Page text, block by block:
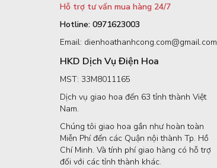
Hỗ trợ tư vấn mua hàng 24/7
Hotline: 0971623003
Email: dienhoathanhcong.com@gmail.com
HKD Dịch Vụ Điện Hoa
MST: 33M8011165
Dịch vụ giao hoa đến 63 tỉnh thành Việt
Nam.
Chúng tôi giao hoa gần như hoàn toàn
Miễn Phí đến các Quận nội thành Tp. Hồ
Chí Minh. Và tính phí giao hàng có hỗ trợ
đối với các tỉnh thành khác.